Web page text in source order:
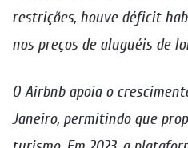
restrições, houve déficit
nos preços de aluguéis de
O Airbnb apoia o
Janeiro, permitindo que